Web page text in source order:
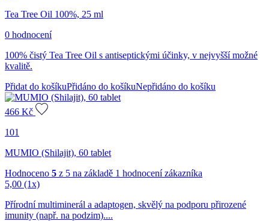
Tea Tree Oil 100%, 25 ml
0 hodnocení
100% čistý Tea Tree Oil s antiseptickými účinky, v nejvyšší možné
kvalitě.
Přidat do košíkuPřidáno do košíkuNepřidáno do košíku
466 Kč
101
MUMIO (Shilajit), 60 tablet
Hodnoceno 5 z 5 na základě 1 hodnocení zákazníka
5,00 (1x)
Přírodní multiminerál a adaptogen, skvělý na podporu přirozené
imunity (např. na podzim)....